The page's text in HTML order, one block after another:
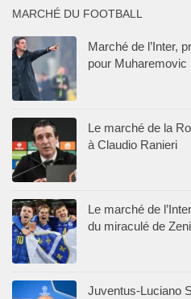
MARCHÉ DU FOOTBALL
Marché de l’Inter,
pour Muharemovic
Le marché de la
à Claudio Ranieri
Le marché de
du miraculé de
Juventus-Luciano